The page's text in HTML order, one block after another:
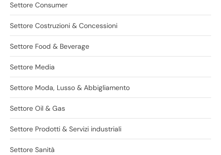
Settore Consumer
Settore Costruzioni & Concessioni
Settore Food & Beverage
Settore Media
Settore Moda, Lusso & Abbigliamento
Settore Oil & Gas
Settore Prodotti & Servizi industriali
Settore Sanità